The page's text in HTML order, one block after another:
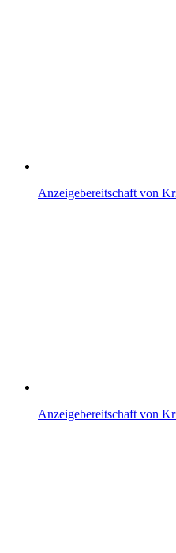
Anzeigebereitschaft von
Anzeigebereitschaft von